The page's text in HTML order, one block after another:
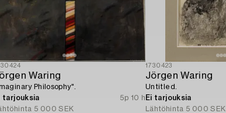
Waring
Philosophy".
tarjouksia
5p 10 h
5 000 SEK
1730423
Jörgen Waring
Untitled.
Ei tarjouksia
Lähtöhinta 5 000 SEK